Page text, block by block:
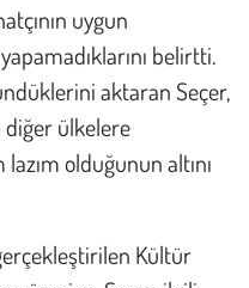
uygun
belirtti.
aktaran Seçer,
ülkelere
olduğunun altını
Kültür